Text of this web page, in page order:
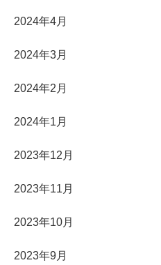
2024年4月
2024年3月
2024年2月
2024年1月
2023年12月
2023年11月
2023年10月
2023年9月